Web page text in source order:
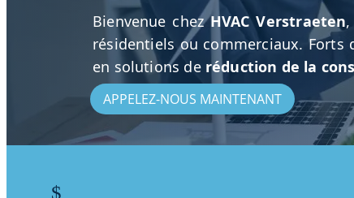
Bienvenue chezHVAC Verstraeten
résidentiels ou commerciaux. Forts
en solutions de réduction de la
APPELEZ-NOUS MAINTENANT
$